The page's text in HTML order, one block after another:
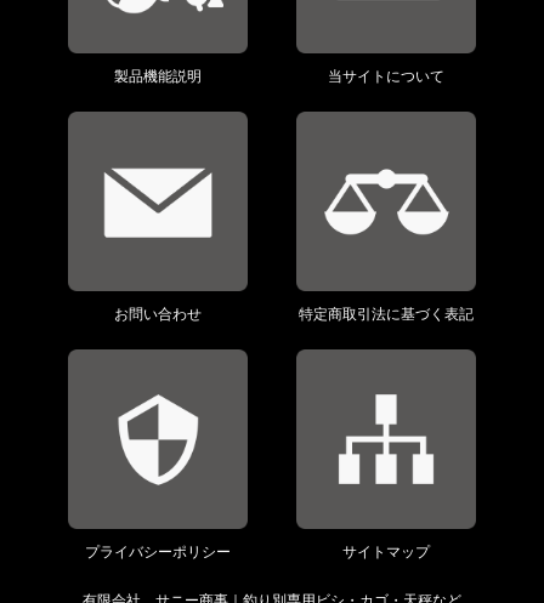
製品機能説明 当サイトについて
お問い合わせ 特定商取引法に基づく表記
プライバシーポリシー サイトマップ